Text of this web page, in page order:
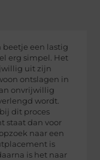
beetje een lastig
erg simpel. Het
uit zijn
ontslagen in
onvrijwillig
wordt.
dit proces
staat dan voor
naar een
is
is het naar